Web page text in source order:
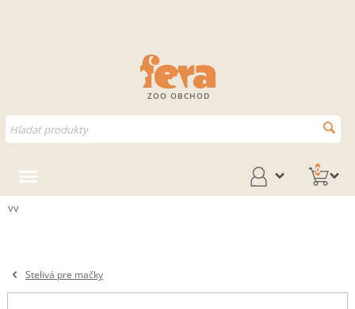
ZOO OBCHOD
0
vv
Stelivá pre mačky